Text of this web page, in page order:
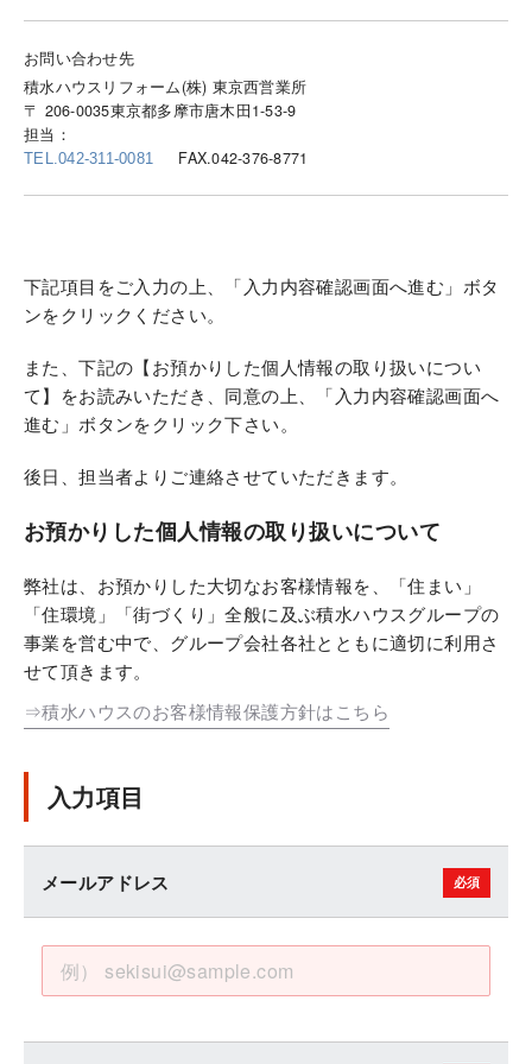
お問い合わせ先
積水ハウスリフォーム(株) 東京西営業所
〒 206-0035東京都多摩市唐木田1-53-9
担当：
TEL.042-311-0081 FAX.042-376-8771
下記項目をご入力の上、「入力内容確認画面へ進む」ボタ
ンをクリックください。
また、下記の【お預かりした個人情報の取り扱いについ
て】をお読みいただき、同意の上、「入力内容確認画面へ
進む」ボタンをクリック下さい。
後日、担当者よりご連絡させていただきます。
お預かりした個人情報の取り扱いについて
弊社は、お預かりした大切なお客様情報を、「住まい」
「住環境」「街づくり」全般に及ぶ積水ハウスグループの
事業を営む中で、グループ会社各社とともに適切に利用さ
せて頂きます。
⇒積水ハウスのお客様情報保護方針はこちら
入力項目
メールアドレス